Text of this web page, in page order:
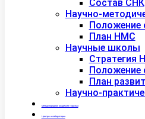
Состав СНК
Научно-
План НМС
Научные школы
Стратегия
Положение
План
Научно-
Международная академия туризма
Центры и лаборатории